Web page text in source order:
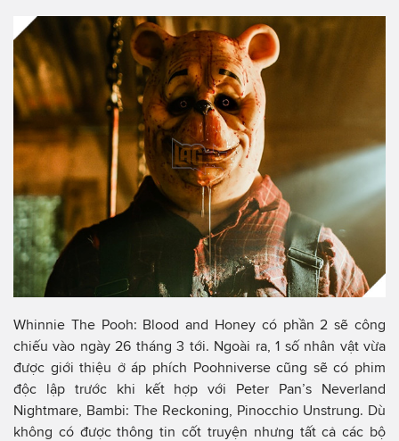
Whinnie The Pooh: Blood and Honey có phần 2 sẽ công
chiếu vào ngày 26 tháng 3 tới. Ngoài ra, 1 số nhân vật vừa
được giới thiệu ở áp phích Poohniverse cũng sẽ có phim
độc lập trước khi kết hợp với Peter Pan’s Neverland
Nightmare, Bambi: The Reckoning, Pinocchio Unstrung. Dù
không có được thông tin cốt truyện nhưng tất cả các bộ